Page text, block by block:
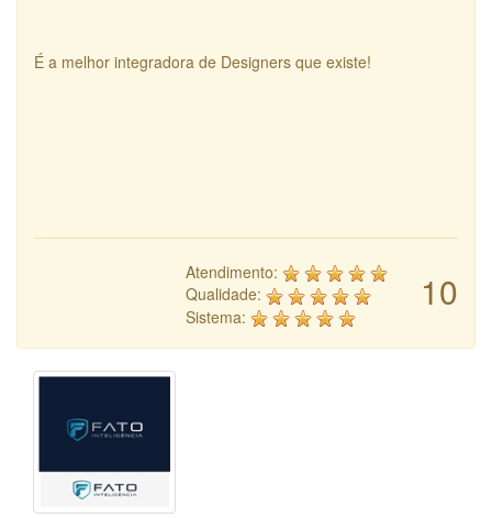
É a melhor integradora de Designers que existe!
10
Atendimento:
Qualidade:
Sistema: